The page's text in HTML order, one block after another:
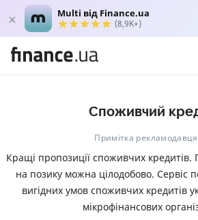
Multi від Finance.ua
(8,9K+)
Споживчий
Примітка рекламодавця
Кращі пропозиції споживчих кредитів.
на позику можна цілодобово. Сервіс
вигідних умов споживчих кредитів
мікрофінансових